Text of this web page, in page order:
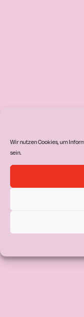
Wir nutzen Cookies, um
sein.